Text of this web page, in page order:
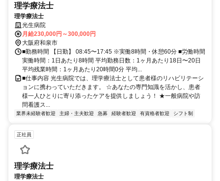
理学療法士
理学療法士
光生病院
月給230,000円～300,000円
大阪府和泉市
■勤務時間 【日勤】 08:45〜17:45 ※実働8時間・休憩60分 ■労働時間
実働時間：1日あたり8時間 平均勤務日数：1ヶ月あたり18日〜20日
平均残業時間：1ヶ月あたり20時間0分 平均...
■仕事内容 光生病院では、理学療法士として患者様のリハビリテーシ
ョンに携わっていただきます。 ☆あなたの専門知識を活かし、患者
様一人ひとりに寄り添ったケアを提供しましょう！ ★一般病院や訪
問看護ス...
業界未経験者歓迎 主婦・主夫歓迎 急募 経験者歓迎 有資格者歓迎 シフト制
正社員
理学療法士
理学療法士